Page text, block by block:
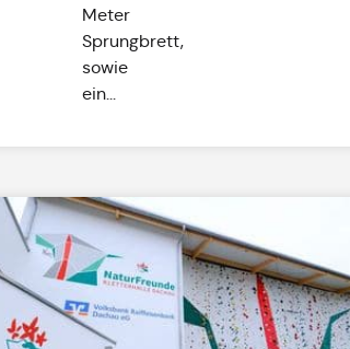
Meter
Sprungbrett,
sowie
ein...